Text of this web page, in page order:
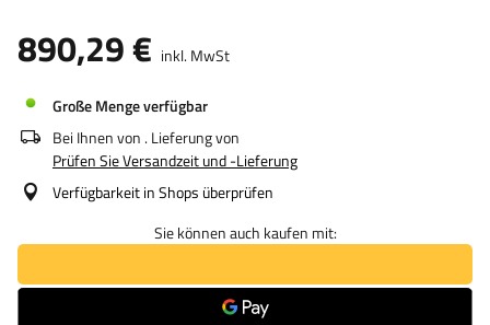
890,29 € inkl. MwSt
Große Menge verfügbar
Bei Ihnen von . Lieferung von
Prüfen Sie Versandzeit und -Lieferung
Verfügbarkeit in Shops überprüfen
Sie können auch kaufen mit: